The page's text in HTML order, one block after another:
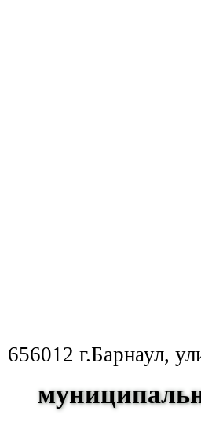
656012 г.Барнаул,